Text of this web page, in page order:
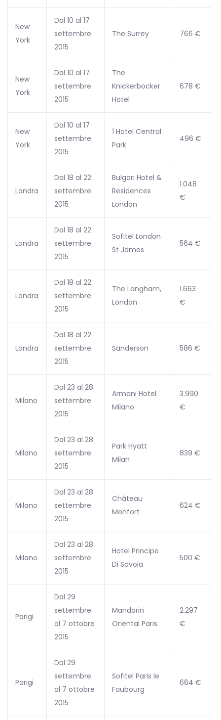
New
York
Dal 10 al 17
settembre
2015
The Surrey 766 €
New
York
Dal 10 al 17
settembre
2015
The
Knickerbocker
Hotel
678 €
New
York
Dal 10 al 17
settembre
2015
1 Hotel Central
Park
496 €
Londra
Dal 18 al 22
settembre
2015
Bulgari Hotel &
Residences
London
1.048
€
Londra
Dal 18 al 22
settembre
2015
Sofitel London
St James
564 €
Londra
Dal 18 al 22
settembre
2015
The Langham,
London
1.663
€
Londra
Dal 18 al 22
settembre
2015
Sanderson 586 €
Milano
Dal 23 al 28
settembre
2015
Armani Hotel
Milano
3.990
€
Milano
Dal 23 al 28
settembre
2015
Park Hyatt
Milan
839 €
Milano
Dal 23 al 28
settembre
2015
Château
Monfort
624 €
Milano
Dal 23 al 28
settembre
2015
Hotel Principe
Di Savoia
500 €
Parigi
Dal 29
settembre
al 7 ottobre
2015
Mandarin
Oriental Paris
2.297
€
Parigi
Dal 29
settembre
al 7 ottobre
2015
Sofitel Paris le
Faubourg
664 €